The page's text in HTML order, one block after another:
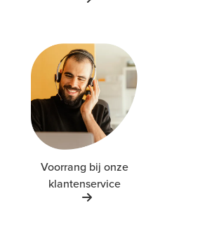
Voorrang bij onze
klantenservice